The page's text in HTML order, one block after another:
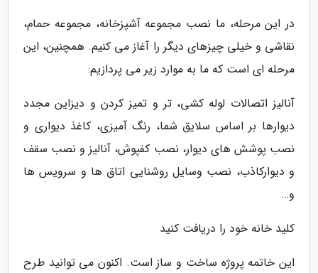
در این مرحله، ما نصب مجموعه آشپزخانه، مجموعه حمام،
نقاشی و خیلی چیزهای دیگر را آغاز می کنیم. همچنین، این
مرحله ای است که ما به موارد زیر می پردازیم:
آنالیز اتصالات لوله کشی، تر و تمیز کردن و دیزاین مجدد
دیوارها بر اساس سلایق شما، رنگ آمیزی، کاغذ دیواری و
نصب پوشش های دیوار، نصب کفپوش، آنالیز و نصب سقف
و دیوارکاذب، نصب وسایل روشنایی اتاق ها و سرویس ها
و…
کلید خانه خود را دریافت کنید
این خاتمه پروژه ساخت و ساز است. اکنون می توانید طرح